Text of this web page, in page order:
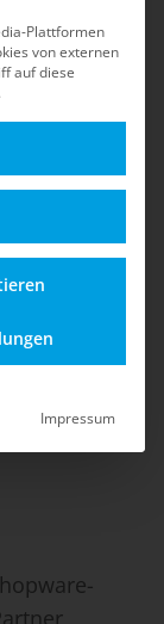
Plattformen
von externen
auf diese
Impressum